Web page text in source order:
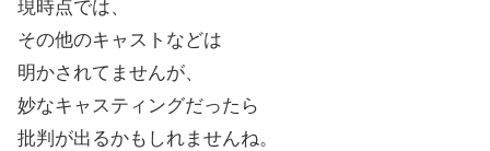
現時点では、
その他のキャストなどは
明かされてませんが、
妙なキャスティングだったら
批判が出るかもしれませんね。